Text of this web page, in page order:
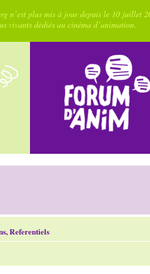
n’est plus mis à jour depuis le 10 juillet
vivants dédiés au cinéma d’animation.
Referentiels